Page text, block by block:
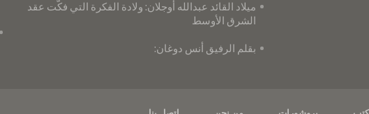
ميلاد القائد عبدالله أوجلان: ولادة الفكرة التي فكّت عقد
الشرق الأوسط
بقلم الرفيق أنس دوغان: